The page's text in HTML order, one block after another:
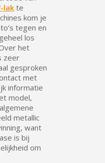
lakte
kom je
tegen en
los
het
zeer
gesproken
met
informatie
model,
metallic
want
is bij
om